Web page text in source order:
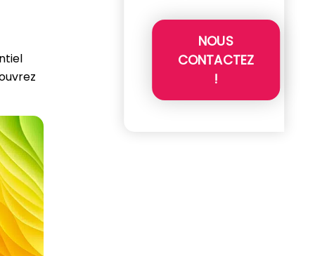
NOUS
CONTACTEZ
!